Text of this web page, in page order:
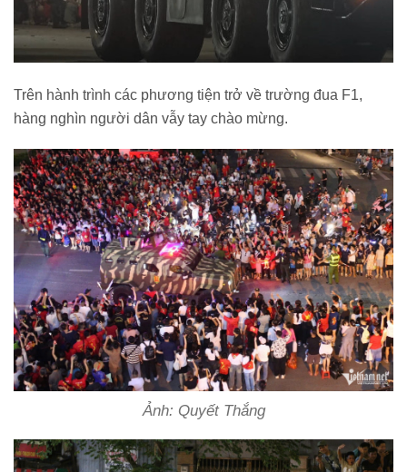
Trên hành trình các phương tiện trở về trường đua F1,
hàng nghìn người dân vẫy tay chào mừng.
Ảnh: Quyết Thắng